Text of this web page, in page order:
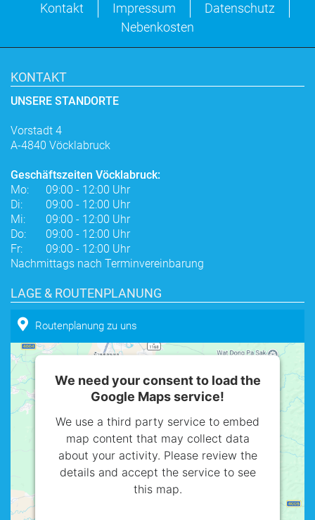
Kontakt Impressum
Datenschutz
Nebenkosten
KONTAKT
UNSERE STANDORTE
Vorstadt 4
A-4840 Vöcklabruck
Geschäftszeiten Vöcklabruck:
Mo:
Di:
Mi:
Do:
Fr:
09:00 - 12:00 Uhr
09:00 - 12:00 Uhr
09:00 - 12:00 Uhr
09:00 - 12:00 Uhr
09:00 - 12:00 Uhr
Nachmittags nach Terminvereinbarung
LAGE & ROUTENPLANUNG
Routenplanung zu uns
We need your consent to load the
Google Maps service!
We use a third party service to embed
map content that may collect data
about your activity. Please review the
details and accept the service to see
this map.